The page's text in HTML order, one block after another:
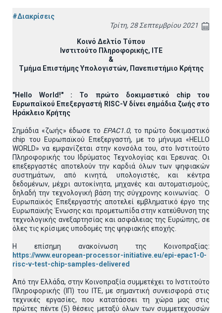
#Διακρίσεις
Τρίτη, 28 Σεπτεμβρίου 2021
Κοινό Δελτίο Τύπου
Ινστιτούτο Πληροφορικής, ΙΤΕ
&
Τμήμα Επιστήμης Υπολογιστών, Πανεπιστήμιο Κρήτης
"Hello World !" : Το πρώτο δοκιμαστικό chipτου
Ευρωπαϊκού Επεξεργαστή RISC-Vδίνει σημάδια ζωής στο
Ηράκλειο Κρήτης
Σημάδια «ζωής» έδωσε το EPAC1.0, το πρώτο δοκιμαστικό
chip του Ευρωπαϊκού Επεξεργαστή, με το μήνυμα «HELLO
WORLD» να εμφανίζεται στην κονσόλα του, στο Ινστιτούτο
Πληροφορικής του Ιδρύματος Τεχνολογίας και Έρευνας. Οι
επεξεργαστές αποτελούν την καρδιά όλων των ψηφιακών
συστημάτων, από κινητά, υπολογιστές, και κέντρα
δεδομένων, μέχρι αυτοκίνητα, μηχανές και αυτοματισμούς,
δηλαδή την τεχνολογική βάση της σύγχρονης κοινωνίας. Ο
Ευρωπαϊκός Επεξεργαστής αποτελεί εμβληματικό έργο της
Ευρωπαϊκής Ένωσης και προμετωπίδα στην κατεύθυνση της
τεχνολογικής ανεξαρτησίας και ασφάλειας της Ευρώπης, σε
όλες τις κρίσιμες υποδομές της ψηφιακής εποχής.
Η επίσημη ανακοίνωση της Κοινοπραξίας:
https://www.european-processor-initiative.eu/epi-epac1-0-
risc-v-test-chip-samples-delivered
Από την Ελλάδα, στην Κοινοπραξία συμμετέχει το Ινστιτούτο
Πληροφορικής (ΙΠ) του ΙΤΕ, με σημαντική συνεισφορά στις
τεχνικές εργασίες, που κατατάσσει τη χώρα μας στις
πρώτες πέντε (5) θέσεις μεταξύ όλων των συμμετεχουσών